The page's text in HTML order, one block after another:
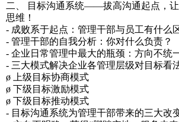
二、 目标沟通系统——拔高沟通起点，
思维！
- 成败系于起点：管理干部与员工有什么
- 管理干部的自我分析：你对什么负责？
- 企业日常管理中最大的瓶颈：方向不统
- 三大模式解决企业各管理层级对目标看
ø 上级目标协商模式
ø 下级目标激励模式
ø 下级目标推动模式
- 目标沟通系统为管理干部带来的三大改